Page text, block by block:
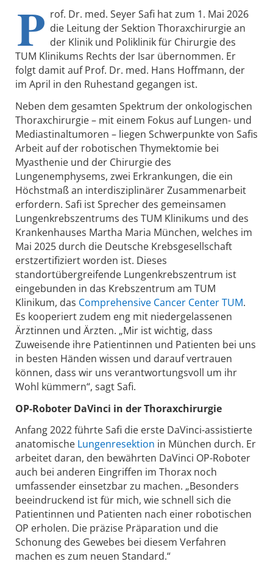
P rof. Dr. med. Seyer Safi hat zum 1. Mai 2026
die Leitung der Sektion Thoraxchirurgie an
der Klinik und Poliklinik für Chirurgie des
TUM Klinikums Rechts der Isar übernommen. Er
folgt damit auf Prof. Dr. med. Hans Hoffmann, der
im April in den Ruhestand gegangen ist.
Neben dem gesamten Spektrum der onkologischen
Thoraxchirurgie – mit einem Fokus auf Lungen- und
Mediastinaltumoren – liegen Schwerpunkte von Safis
Arbeit auf der robotischen Thymektomie bei
Myasthenie und der Chirurgie des
Lungenemphysems, zwei Erkrankungen, die ein
Höchstmaß an interdisziplinärer Zusammenarbeit
erfordern. Safi ist Sprecher des gemeinsamen
Lungenkrebszentrums des TUM Klinikums und des
Krankenhauses Martha Maria München, welches im
Mai 2025 durch die Deutsche Krebsgesellschaft
erstzertifiziert worden ist. Dieses
standortübergreifende Lungenkrebszentrum ist
eingebunden in das Krebszentrum am TUM
Klinikum, das Comprehensive Cancer Center TUM.
Es kooperiert zudem eng mit niedergelassenen
Ärztinnen und Ärzten. „Mir ist wichtig, dass
Zuweisende ihre Patientinnen und Patienten bei uns
in besten Händen wissen und darauf vertrauen
können, dass wir uns verantwortungsvoll um ihr
Wohl kümmern“, sagt Safi.
OP-Roboter DaVinci in der Thoraxchirurgie
Anfang 2022 führte Safi die erste DaVinci-assistierte
anatomische Lungenresektion in München durch. Er
arbeitet daran, den bewährten DaVinci OP-Roboter
auch bei anderen Eingriffen im Thorax noch
umfassender einsetzbar zu machen. „Besonders
beeindruckend ist für mich, wie schnell sich die
Patientinnen und Patienten nach einer robotischen
OP erholen. Die präzise Präparation und die
Schonung des Gewebes bei diesem Verfahren
machen es zum neuen Standard.“